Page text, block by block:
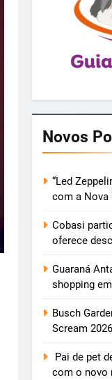
Novos
“Led
com a Nova
Cobasi
oferece
Guaraná
shopping
Busch
Scream 2026
Pai de pet
com o novo